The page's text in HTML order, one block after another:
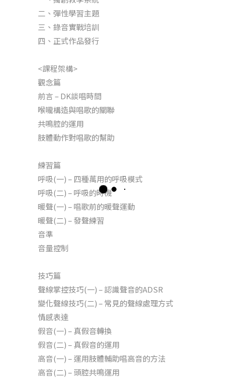
二、彈性學習主題
三、錄音實戰培訓
四、正式作品發行
<課程架構>
觀念篇
前言 – DK談唱時間
喉嚨構造與唱歌的關聯
共鳴腔的運用
肢體動作對唱歌的幫助
練習篇
呼吸(一) – 四種萬用的呼吸模式
呼吸(二) – 呼吸的時機
暖聲(一) – 唱歌前的暖聲運動
暖聲(二) – 發聲練習
音準
音量控制
技巧篇
聲線掌控技巧(一) – 認識聲音的ADSR
變化聲線技巧(二) – 常見的聲線處理方式
情感表達
假音(一) – 真假音轉換
假音(二) – 真假音的運用
高音(一) – 運用肢體輔助唱高音的方法
高音(二) – 頭腔共鳴運用